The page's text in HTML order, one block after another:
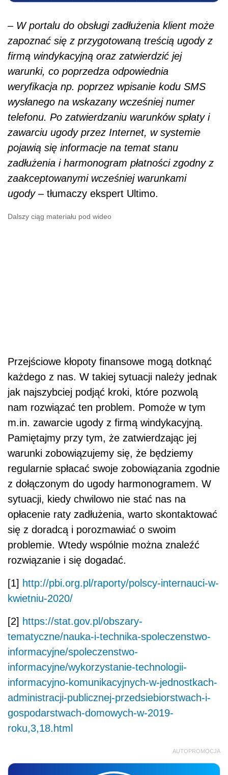
– Wportalu do obsługi zadłużenia klient może
zapoznać się z przygotowaną treścią ugody z
firmą windykacyjną oraz zatwierdzić jej
warunki, co poprzedza odpowiednia
weryfikacja np. poprzez wpisanie kodu SMS
wysłanego na wskazany wcześniej numer
telefonu. Po zatwierdzaniu warunków spłaty i
zawarciu ugody przez Internet, w systemie
pojawią się informacje na temat stanu
zadłużenia i harmonogram płatności zgodny z
zaakceptowanymi wcześniej warunkami
ugody– tłumaczy ekspert Ultimo.
Dalszy ciąg materiału pod wideo
Przejściowe kłopoty finansowe mogą dotknąć
każdego z nas. W takiej sytuacji należy jednak
jak najszybciej podjąć kroki, które pozwolą
nam rozwiązać ten problem. Pomoże w tym
m.in. zawarcie ugody z firmą windykacyjną.
Pamiętajmy przy tym, że zatwierdzając jej
warunki zobowiązujemy się, że będziemy
regularnie spłacać swoje zobowiązania zgodnie
z dołączonym do ugody harmonogramem. W
sytuacji, kiedy chwilowo nie stać nas na
opłacenie raty zadłużenia, warto skontaktować
się z doradcą i porozmawiać o swoim
problemie. Wtedy wspólnie można znaleźć
rozwiązanie i się dogadać.
[1] http://pbi.org.pl/raporty/polscy-internauci-w-
kwietniu-2020/
[2] https://stat.gov.pl/obszary-
tematyczne/nauka-i-technika-spoleczenstwo-
informacyjne/spoleczenstwo-
informacyjne/wykorzystanie-technologii-
informacyjno-komunikacyjnych-w-jednostkach-
administracji-publicznej-przedsiebiorstwach-i-
gospodarstwach-domowych-w-2019-
roku,3,18.html
AUTOPROMOCJA